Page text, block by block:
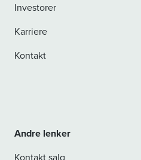
Investorer
Karriere
Kontakt
Andre lenker